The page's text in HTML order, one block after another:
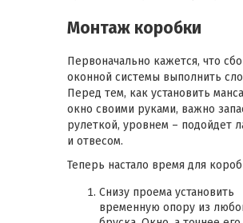
Монтаж коробки
Первоначально кажется, что
оконной системы выполнить
Перед тем, как установить
окно своими руками, важно
рулеткой, уровнем – подойдет
и отвесом.
Теперь настало время для
Снизу проема установить
временную опору из